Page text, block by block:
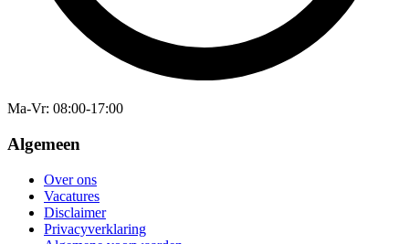
Ma-Vr: 08:00-17:00
Algemeen
Over ons
Vacatures
Disclaimer
Privacyverklaring